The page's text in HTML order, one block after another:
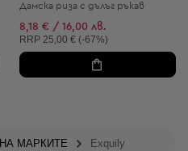
Дамска риза с дълъг ръкав
8,18 € / 16,00 лв.
Препоръчителна цена:
RRP 25,00 € (-67%)
МАРКИТЕ Exquily